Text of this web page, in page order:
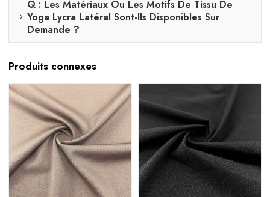
Q : Les Matériaux Ou Les Motifs De Tissu De
Yoga Lycra Latéral Sont-Ils Disponibles Sur
Demande ?
Produits connexes